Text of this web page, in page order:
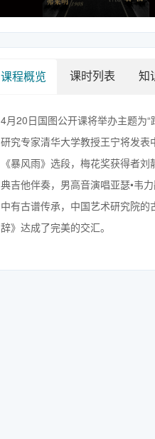
课程概览 课时列表 知
4月20日国图公开课将举办主题为
研究专家清华大学教授王宁将发
《暴风雨》选段，梅花奖获得者
典吉他伴奏，男高音演唱亚瑟•韦
中有古谱传承，中国艺术研究院
辞》达成了完美的交汇。